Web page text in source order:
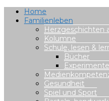
Home
Familienleben
Herzgeschichten
Kolumne
Schule, lesen &
Bücher
Experimente
Gesundheit
Spiel und Sport